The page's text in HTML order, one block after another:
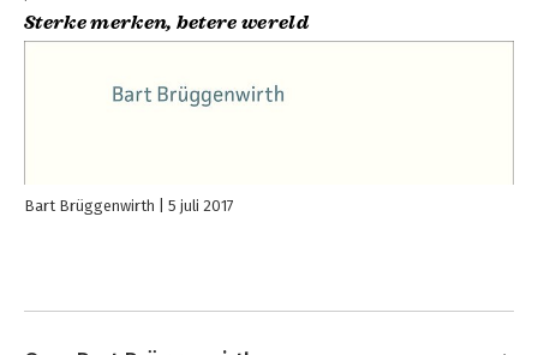
Sterke merken, betere wereld
Bart Brüggenwirth 5 juli 2017